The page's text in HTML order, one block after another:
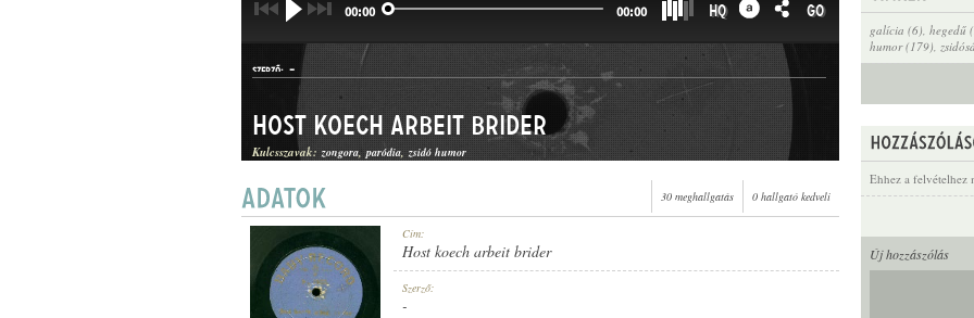
galícia (6), hegedű
humor (179),
Ehhez a felvételhez
Új hozzászólás
00:00 00:00 HQ GO
SZERZŐ: -
KUPLÉ
Host koech arbeit brider
Kulcsszavak: zongora paródia zsidó humor
30 meghallgatás 0 hallgató kedveli
Cím:
Host koech arbeit brider
Szerző:
-